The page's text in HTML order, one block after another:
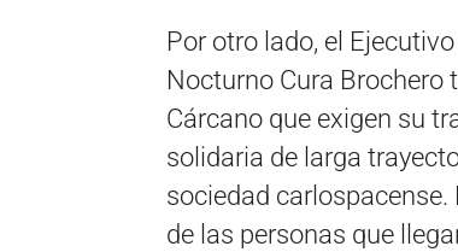
Por otro lado, el
Nocturno Cura Brochero
Cárcano que exigen su
solidaria de larga
sociedad carlospacense.
de las personas que